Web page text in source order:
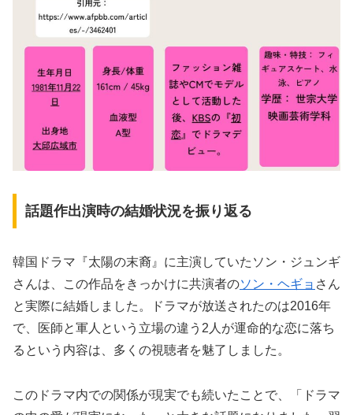
話題作出演時の結婚状況を振り返る
韓国ドラマ『太陽の末裔』に主演していたソン・ジュンギ
さんは、この作品をきっかけに共演者のソン・ヘギョ さん
と実際に結婚しました。ドラマが放送されたのは2016年
で、医師と軍人という立場の違う2人が運命的な恋に落ち
るという内容は、多くの視聴者を魅了しました。
このドラマ内での関係が現実でも続いたことで、「ドラマ